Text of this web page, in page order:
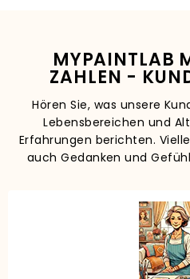
MYPAINTLAB
ZAHLEN -
Hören Sie, was unsere
Lebensbereichen und
Erfahrungen berichten.
auch Gedanken und